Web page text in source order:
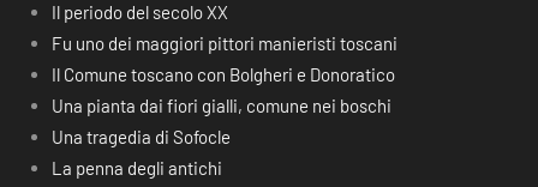
Il periodo del secolo XX
Fu uno dei maggiori pittori manieristi toscani
Il Comune toscano con Bolgheri e Donoratico
Una pianta dai fiori gialli, comune nei boschi
Una tragedia di Sofocle
La penna degli antichi